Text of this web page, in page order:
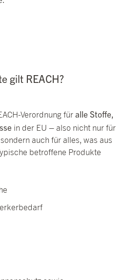
gilt REACH?
Verordnung für alle Stoffe,
in der EU – also nicht nur für
auch für alles, was aus
betroffene Produkte